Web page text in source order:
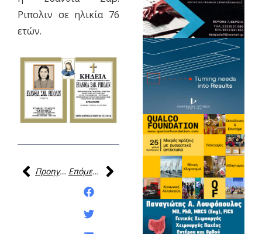
Ριπολιν σε ηλικία 76
ετών.
Προηγούμενη
Επόμενη